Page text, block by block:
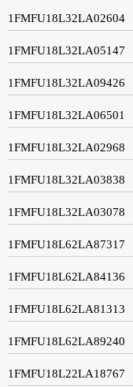
1FMFU18L32LA02604
1FMFU18L32LA05147
1FMFU18L32LA09426
1FMFU18L32LA06501
1FMFU18L32LA02968
1FMFU18L32LA03838
1FMFU18L32LA03078
1FMFU18L62LA87317
1FMFU18L62LA84136
1FMFU18L62LA81313
1FMFU18L62LA89240
1FMFU18L22LA18767